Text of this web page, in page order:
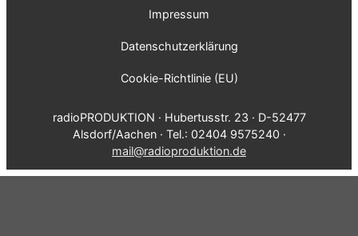
Impressum
Datenschutzerklärung
Cookie-Richtlinie (EU)
radioPRODUKTION · Hubertusstr. 23 · D-52477
Alsdorf/Aachen · Tel.: 02404 9575240 ·
mail@radioproduktion.de